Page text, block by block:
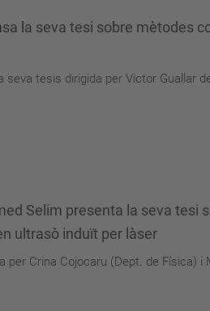
la seva tesi sobre mètodes
tesis dirigida per Victor Guallar
Selim presenta la seva tesi
ultrasò induït per làser
Crina Cojocaru (Dept. de Física)